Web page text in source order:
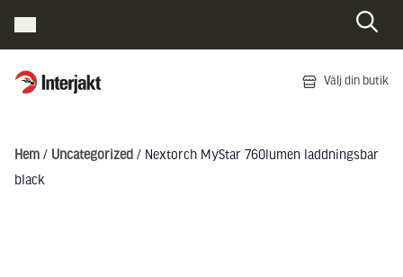
Interjakt SE Välj din butik
Hem / Uncategorized / Nextorch MyStar 760lumen laddningsbar
black